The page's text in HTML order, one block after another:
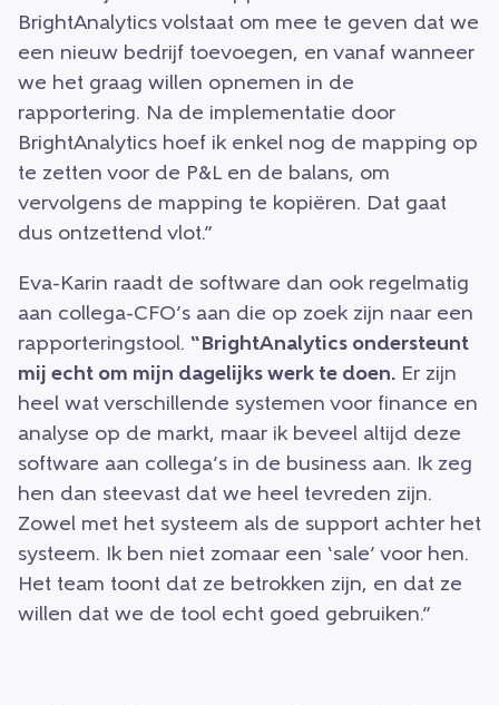
BrightAnalytics volstaat om mee te geven dat we
een nieuw bedrijf toevoegen, en vanaf wanneer
we het graag willen opnemen in de
rapportering. Na de implementatie door
BrightAnalytics hoef ik enkel nog de mapping op
te zetten voor de P&L en de balans, om
vervolgens de mapping te kopiëren. Dat gaat
dus ontzettend vlot.”
Eva-Karin raadt de software dan ook regelmatig
aan collega-CFO’s aan die op zoek zijn naar een
rapporteringstool. “BrightAnalytics ondersteunt
mij echt om mijn dagelijks werk te doen. Er zijn
heel wat verschillende systemen voor finance en
analyse op de markt, maar ik beveel altijd deze
software aan collega’s in de business aan. Ik zeg
hen dan steevast dat we heel tevreden zijn.
Zowel met het systeem als de support achter het
systeem. Ik ben niet zomaar een ‘sale’ voor hen.
Het team toont dat ze betrokken zijn, en dat ze
willen dat we de tool echt goed gebruiken.”